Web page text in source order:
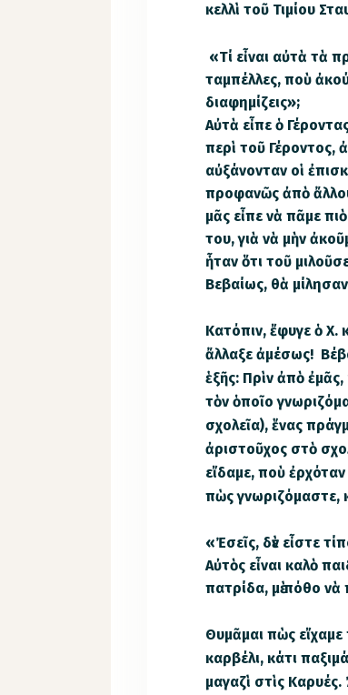
κελλὶ τοῦ Τιμίου
«Τί εἶναι αὐτὰ τὰ
ταμπέλλες, ποὺ
διαφημίζεις»;
Αὐτὰ εἶπε ὁ
περὶ τοῦ Γέροντος,
αὐξάνονταν οἱ
προφανῶς ἀπὸ
μᾶς εἶπε νὰ πᾶμε
του, γιὰ νὰ μὴν
ἦταν ὅτι τοῦ
Βεβαίως, θὰ μίλησαν
Κατόπιν, ἔφυγε ὁ Χ.
ἄλλαξε ἀμέσως!
ἑξῆς: Πρὶν ἀπὸ
τὸν ὁποῖο
σχολεῖα), ἕνας
ἀριστοῦχος στὸ
εἴδαμε, ποὺ
πὼς γνωριζόμαστε,
«Ἐσεῖς, δὲν εἶστε
Αὐτὸς εἶναι καλὸ
πατρίδα, μὲ πόθο
Θυμᾶμαι πὼς εἴχαμε
καρβέλι, κάτι
μαγαζὶ στὶς